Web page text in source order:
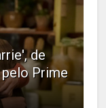
de
pelo Prime